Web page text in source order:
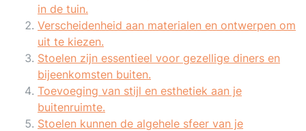
in de tuin.
Verscheidenheid aan materialen en ontwerpen om
uit te kiezen.
Stoelen zijn essentieel voor gezellige diners en
bijeenkomsten buiten.
Toevoeging van stijl en esthetiek aan je
buitenruimte.
Stoelen kunnen de algehele sfeer van je